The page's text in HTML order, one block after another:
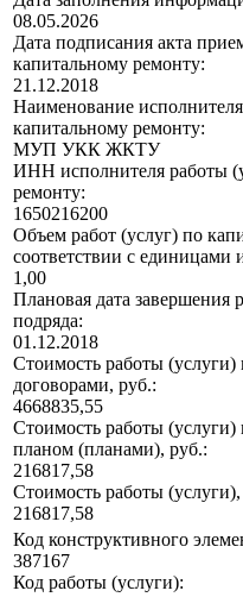
08.05.2026
Дата подписания акта
капитальному ремонту:
21.12.2018
Наименование
капитальному ремонту:
МУП УКК ЖКТУ
ИНН исполнителя работы
ремонту:
1650216200
Объем работ (услуг) по
соответствии с единицами
1,00
Плановая дата завершения
подряда:
01.12.2018
Стоимость работы
договорами, руб.:
4668835,55
Стоимость работы
планом (планами), руб.:
216817,58
Стоимость работы
216817,58
Код конструктивного
387167
Код работы (услуги):